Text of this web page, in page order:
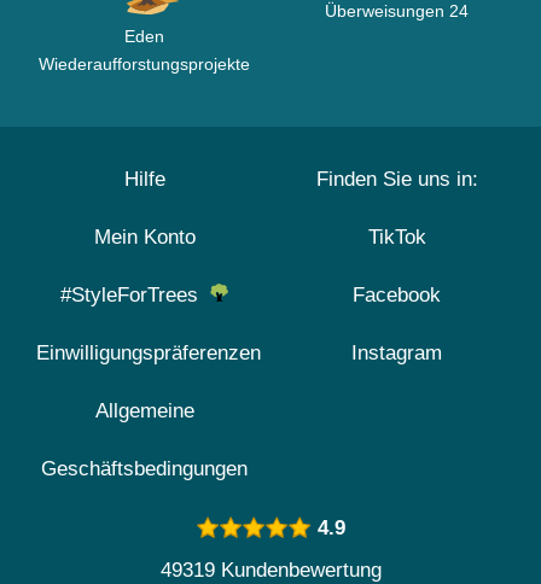
Eden
Wiederaufforstungsprojekte
Überweisungen 24
Hilfe
Mein Konto
#StyleForTrees
Einwilligungspräferenzen
Allgemeine
Geschäftsbedingungen
Finden Sie uns in:
TikTok
Facebook
Instagram
4.9
49319 Kundenbewertung